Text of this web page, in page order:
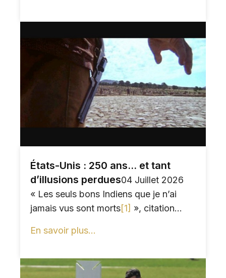
États-Unis : 250 ans... et tant
d’illusions perdues04 Juillet 2026
« Les seuls bons Indiens que je n’ai
jamais vus sont morts[1] », citation...
En savoir plus...